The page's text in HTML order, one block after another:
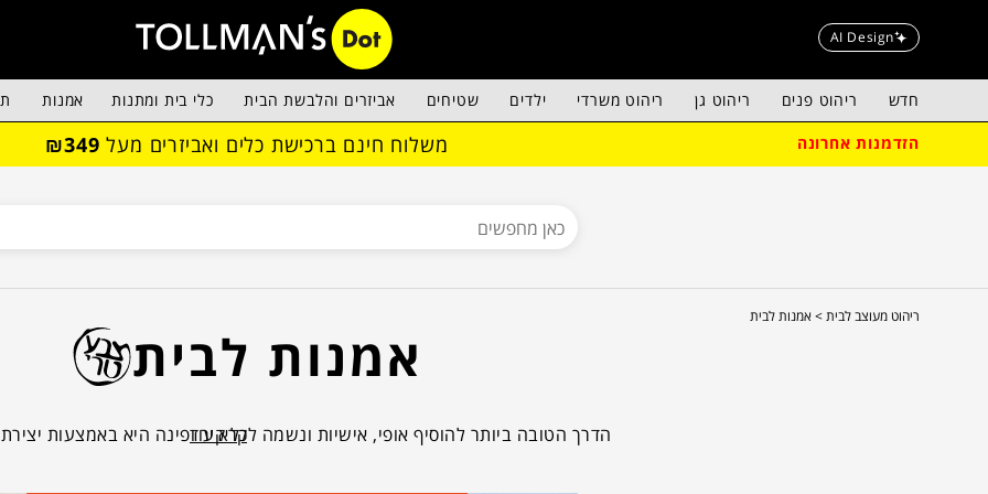
AI Design
חדש ריהוט פנים ריהוט גן ריהוט משרדי ילדים שטיחים אביזרים והלבשת הבית כלי בית ומתנות אמנות
הזדמנות אחרונה משלוח חינם ברכישת כלים ואביזרים מעל ₪349
ריהוט מעוצב לבית >אמנות לבית
אמנות לבית
הדרך הטובה ביותר להוסיף אופי, אישיות ונשמה לכל קיר ופינה היא באמצעות
קרא עוד